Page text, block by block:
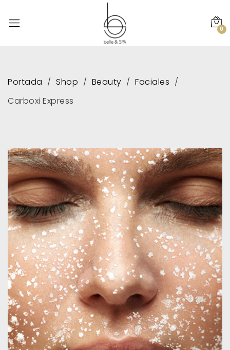
0
Portada Shop Beauty
Faciales
Carboxi Express